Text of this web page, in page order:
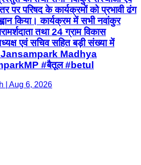
पर परिषद के कार्यक्रमों को प्रभावी ढंग
किया। कार्यक्रम में सभी नवांकुर
तथा 24 ग्राम विकास
एवं सचिव सहित बड़ी संख्या में
Jansampark Madhya
#बैतूल #betul
| Aug 6, 2026